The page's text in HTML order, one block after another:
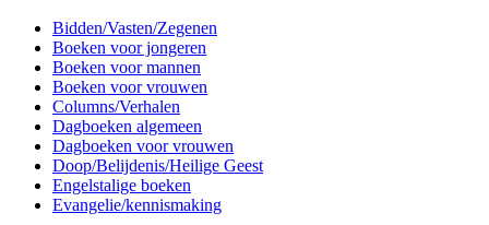
Bidden/Vasten/Zegenen
Boeken voor jongeren
Boeken voor mannen
Boeken voor vrouwen
Columns/Verhalen
Dagboeken algemeen
Dagboeken voor vrouwen
Doop/Belijdenis/Heilige Geest
Engelstalige boeken
Evangelie/kennismaking